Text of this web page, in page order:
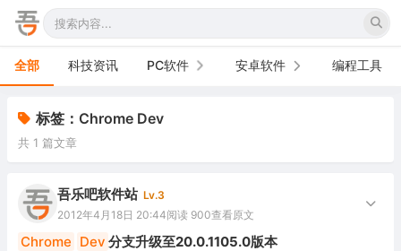
全部 科技资讯 PC软件
办公软件
网络软件
图形图像
安卓软件
手机软件
电视软件
车机软件
编程工具
标签：Chrome Dev
共 1 篇文章
吾乐吧软件站 Lv.3
2012年4月18日 20:44阅读 900查看原文
Chrome Dev 分支升级至20.0.1105.0版本